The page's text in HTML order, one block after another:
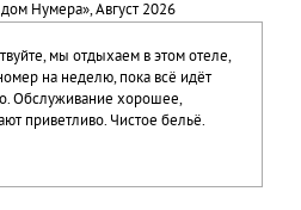
дом Нумера», Август 2026
мы отдыхаем в этом отеле,
на неделю, пока всё идёт
Обслуживание хорошее,
приветливо. Чистое бельё.